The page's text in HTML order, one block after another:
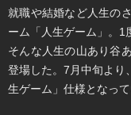
就職や結婚など人生の
ーム「人生ゲーム」。1
そんな人生の山あり谷
登場した。7月中旬より
生ゲーム」仕様となって